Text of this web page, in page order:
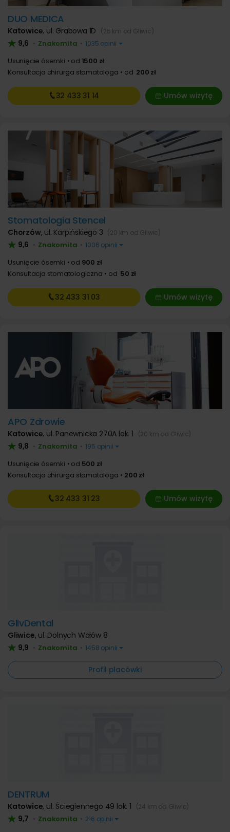
DUO MEDICA
Katowice, ul. Grabowa 1D (25 km od Gliwic)
9,6 • Znakomita • 1035 opinii
Usunięcie ósemki od 1500 zł
Konsultacja chirurga stomatologa
od 200 zł
Umów wizytę
32 433 31 14
Stomatologia Stencel
Chorzów, ul. Karpińskiego 3 (20 km od Gliwic)
9,6 • Znakomita • 1006 opinii
Usunięcie ósemki od 900 zł
Konsultacja stomatologiczna
od 50 zł
Umów wizytę
32 433 31 03
APO Zdrowie
Katowice, ul. Panewnicka 270A lok. 1 (20 km od Gliwic)
9,8 • Znakomita • 195 opinii
Usunięcie ósemki od 500 zł
Konsultacja chirurga stomatologa
200 zł
Umów wizytę
32 433 31 23
GlivDental
Gliwice, ul. Dolnych Wałów 8
9,9 • Znakomita • 1458 opinii
Profil placówki
DENTRUM
Katowice, ul. Ściegiennego 49 lok. 1 (24 km od Gliwic)
9,7 • Znakomita • 216 opinii